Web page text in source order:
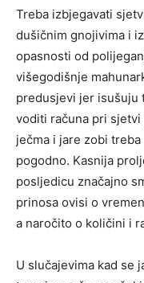
Treba izbjegavati
dušičnim gnojivima i
opasnosti od
višegodišnje
predusjevi jer isušuju
voditi računa pri
ječma i jare zobi
pogodno. Kasnija
posljedicu značajno
prinosa ovisi o
a naročito o količini i
U slučajevima kad se